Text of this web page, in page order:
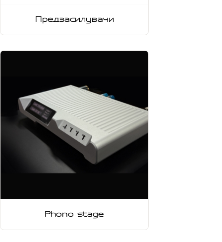
Предзасилувачи
Phono stage